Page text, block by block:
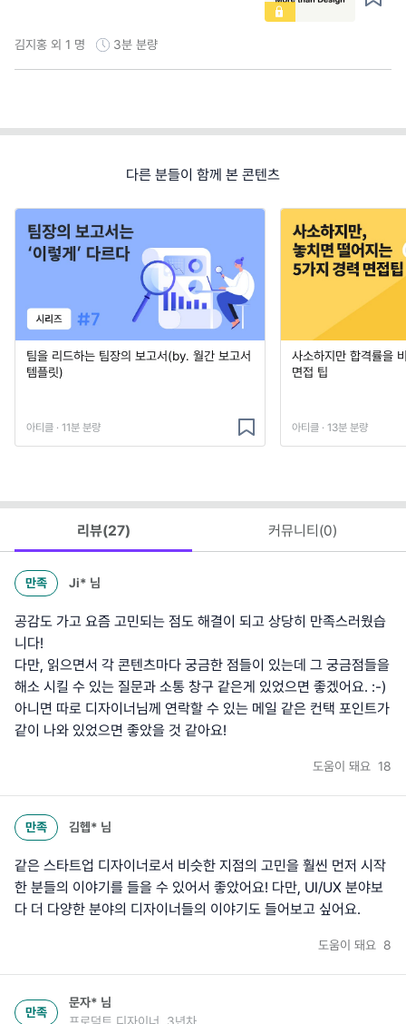
김지홍 외 1 명 3분 분량
다른 분들이 함께 본 콘텐츠
팀을 리드하는 팀장의 보고서(by. 월간 보고서
템플릿)
아티클 · 11분 분량
사소하지만 합격률을
면접 팁
아티클 · 13분 분량
리뷰(27) 커뮤니티(0)
만족 Ji* 님
공감도 가고 요즘 고민되는 점도 해결이 되고 상당히 만족스러웠습
니다!
다만, 읽으면서 각 콘텐츠마다 궁금한 점들이 있는데 그 궁금점들을
해소 시킬 수 있는 질문과 소통 창구 같은게 있었으면 좋겠어요. :-)
아니면 따로 디자이너님께 연락할 수 있는 메일 같은 컨택 포인트가
같이 나와 있었으면 좋았을 것 같아요!
도움이 돼요 18
만족 김헵* 님
같은 스타트업 디자이너로서 비슷한 지점의 고민을 훨씬 먼저 시작
한 분들의 이야기를 들을 수 있어서 좋았어요! 다만, UI/UX 분야보
다 더 다양한 분야의 디자이너들의 이야기도 들어보고 싶어요.
도움이 돼요 8
만족
문자* 님